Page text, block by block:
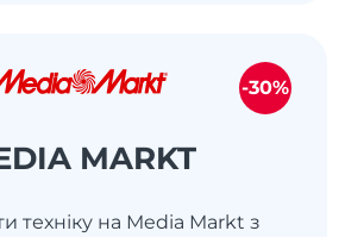
MARKT
техніку на Media Markt з
-30%